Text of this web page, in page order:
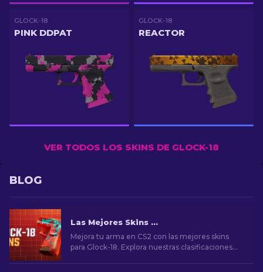
GLOCK-18
PINK DDPAT
GLOCK-18
REACTOR
VER TODOS LOS SKINS DE GLOCK-18
BLOG
Las Mejores Skins de Glock-18 en CS2: Lista Completa (2026)
Mejora tu arma en CS2 con las mejores skins
para Glock-18. Explora nuestras clasificaciones